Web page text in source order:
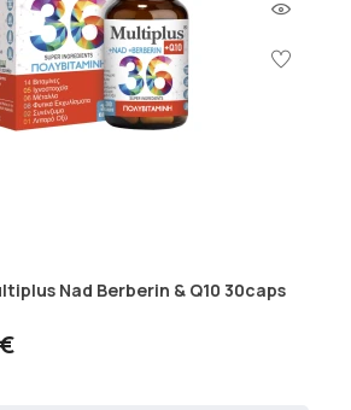
Nad Berberin & Q10 30caps